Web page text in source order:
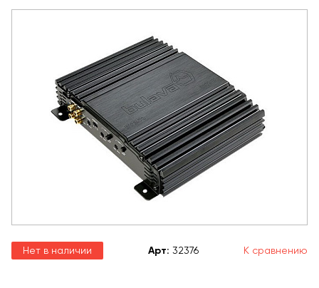
Нет в наличии Арт: 32376 К сравнению